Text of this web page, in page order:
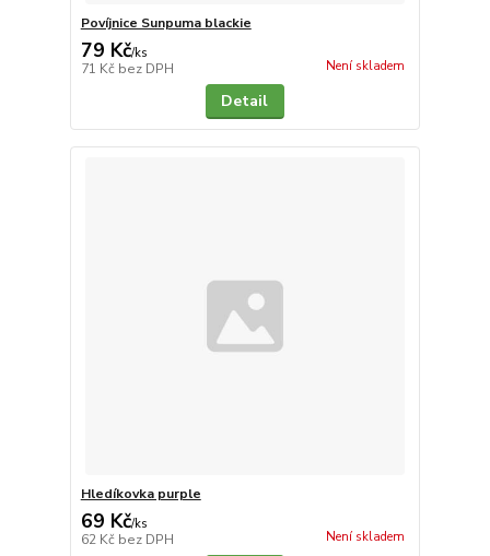
Povíjnice Sunpuma blackie
79 Kč/ks
71 Kč bez DPH Není skladem
Detail
Hledíkovka purple
69 Kč/ks
62 Kč bez DPH Není skladem